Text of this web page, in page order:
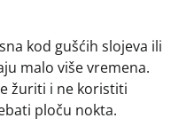
kod gušćih slojeva ili
malo više vremena.
žuriti i ne koristiti
ploču nokta.